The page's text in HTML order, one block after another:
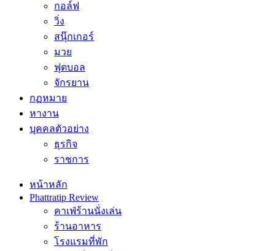
กอล์ฟ
วิ่ง
สนุ๊กเกอร์
มวย
ฟุตบอล
จักรยาน
กฏหมาย
หางาน
บุคคลตัวอย่าง
ธุรกิจ
ราชการ
หน้าหลัก
Phattratip Review
คาเฟ่ร้านนั่งเล่น
ร้านอาหาร
โรงแรมที่พัก